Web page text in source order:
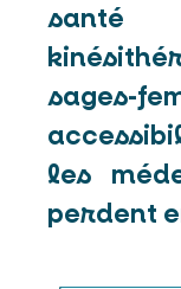
sages-
les
perdent